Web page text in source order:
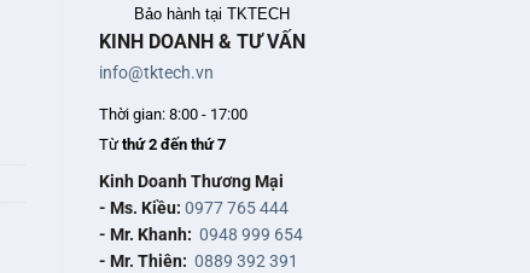
Bảo hành tại TKTECH
KINH DOANH & TƯ VẤN
info@tktech.vn
Thời gian: 8:00 - 17:00
Từthứ 2 đến thứ 7
Kinh Doanh Thương Mại
- Ms. Kiều: 0977 765 444
- Mr. Khanh: 0948 999 654
- Mr. Thiên: 0889 392 391